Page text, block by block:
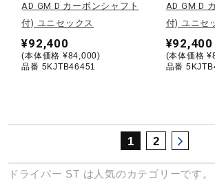
AD GM D カーボンシャフト
付) ユニセックス
¥92,400
(本体価格 ¥84,000)
品番 5KJTB46451
AD GM D
付) ユニセ
¥92,400
(本体価格
品番
1 2
ドライバー ST は人気のカテゴリーです